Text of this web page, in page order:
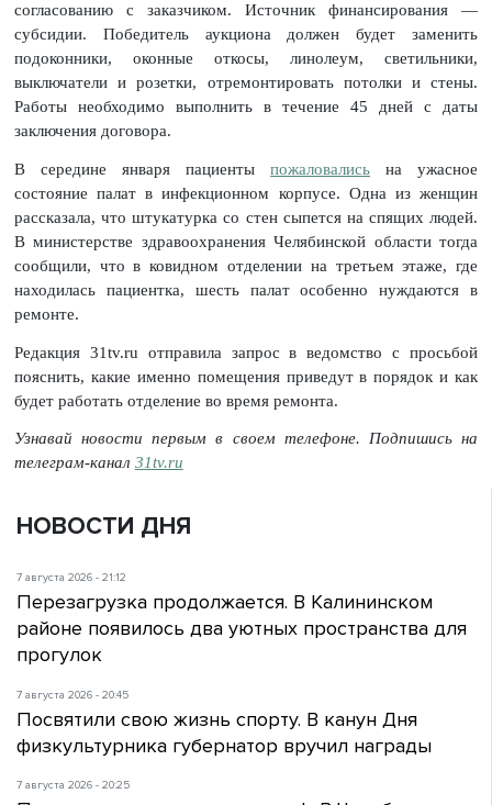
согласованию с заказчиком. Источник финансирования —
субсидии. Победитель аукциона должен будет заменить
подоконники, оконные откосы, линолеум, светильники,
выключатели и розетки, отремонтировать потолки и стены.
Работы необходимо выполнить в течение 45 дней с даты
заключения договора.
В середине января пациентыпожаловались на ужасное
состояние палат в инфекционном корпусе. Одна из женщин
рассказала, что штукатурка со стен сыпется на спящих людей.
В министерстве здравоохранения Челябинской области тогда
сообщили, что в ковидном отделении на третьем этаже, где
находилась пациентка, шесть палат особенно нуждаются в
ремонте.
Редакция 31tv.ru отправила запрос в ведомство с просьбой
пояснить, какие именно помещения приведут в порядок и как
будет работать отделение во время ремонта.
Узнавай новости первым в своем телефоне. Подпишись на
телеграм-канал 31tv.ru
НОВОСТИ ДНЯ
7 августа 2026 - 21:12
Перезагрузка продолжается. В Калининском
районе появилось два уютных пространства для
прогулок
7 августа 2026 - 20:45
Посвятили свою жизнь спорту. В канун Дня
физкультурника губернатор вручил награды
7 августа 2026 - 20:25